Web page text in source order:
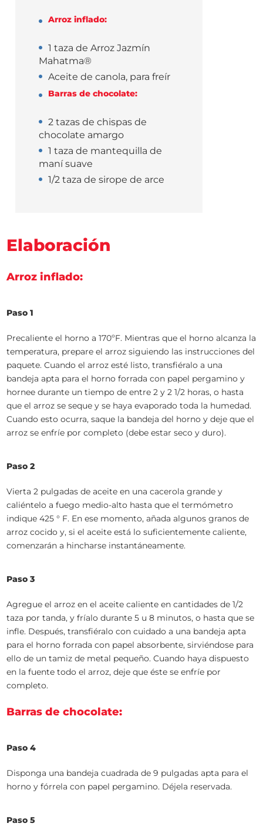
Arroz inflado:
1 taza de Arroz Jazmín
Mahatma®
Aceite de canola, para freír
Barras de chocolate:
2 tazas de chispas de
chocolate amargo
1 taza de mantequilla de
maní suave
1/2 taza de sirope de arce
Elaboración
Arroz inflado:
Paso 1
Precaliente el horno a 170ºF. Mientras que el horno alcanza la
temperatura, prepare el arroz siguiendo las instrucciones del
paquete. Cuando el arroz esté listo, transfiéralo a una
bandeja apta para el horno forrada con papel pergamino y
hornee durante un tiempo de entre 2 y 2 1/2 horas, o hasta
que el arroz se seque y se haya evaporado toda la humedad.
Cuando esto ocurra, saque la bandeja del horno y deje que el
arroz se enfríe por completo (debe estar seco y duro).
Paso 2
Vierta 2 pulgadas de aceite en una cacerola grande y
caliéntelo a fuego medio-alto hasta que el termómetro
indique 425 ° F. En ese momento, añada algunos granos de
arroz cocido y, si el aceite está lo suficientemente caliente,
comenzarán a hincharse instantáneamente.
Paso 3
Agregue el arroz en el aceite caliente en cantidades de 1/2
taza por tanda, y fríalo durante 5 u 8 minutos, o hasta que se
infle. Después, transfiéralo con cuidado a una bandeja apta
para el horno forrada con papel absorbente, sirviéndose para
ello de un tamiz de metal pequeño. Cuando haya dispuesto
en la fuente todo el arroz, deje que éste se enfríe por
completo.
Barras de chocolate:
Paso 4
Disponga una bandeja cuadrada de 9 pulgadas apta para el
horno y fórrela con papel pergamino. Déjela reservada.
Paso 5